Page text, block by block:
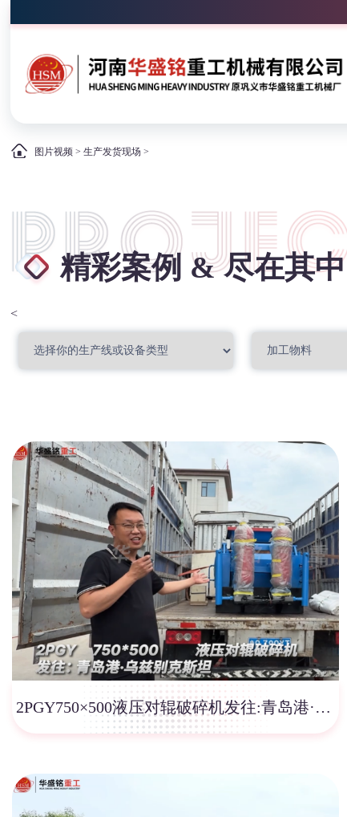
图片视频 >生产发货现场 >
精彩案例 & 尽在其中
<
2PGY750×500液压对辊破碎机发往:青岛港·乌兹别克斯坦